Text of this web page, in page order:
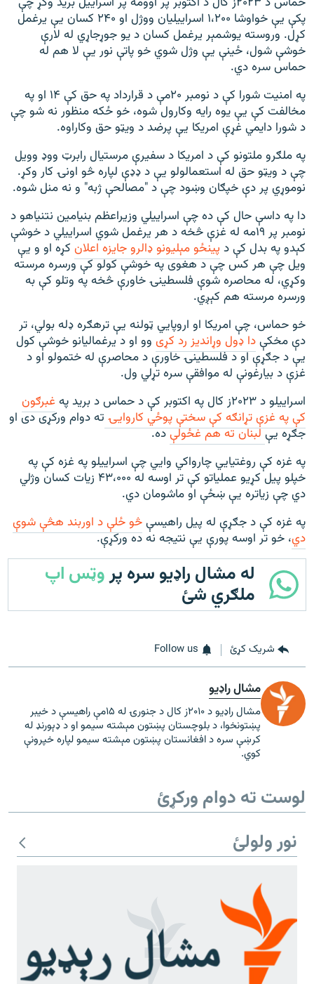
پکې یې خواوشا ۱،۲۰۰ اسراييليان ووژل او ۲۴۰ کسان یې یرغمل
کړل. وروسته یوشمېر یرغمل کسان د یو جوړجاړي له لارې
خوشې شول، ځینې یې وژل شوي خو پاتې نور يې لا هم له
حماس سره دي.
په امنیت شورا کې د نومبر ۲۰مې د قرارداد په حق کې ۱۴ او په
مخالفت کې یې یوه رایه وکارول شوه، خو ځکه منظور نه شو چې
د شورا دایمي غړې امریکا یې پرضد د ویټو حق وکاراوه.
په ملګرو ملتونو کې د امریکا د سفیرې مرستیال رابرټ ووډ وویل
چې د ویټو حق له استعمالولو یې د ډډې لپاره څو اونۍ کار وکړ.
نوموړي پر دې خپګان وښود چې د "مصالحې ژبه" و نه منل شوه.
دا په داسې حال کې ده چې اسراییلي وزیراعظم بنیامین نتنیاهو د
نومبر پر ۱۹مه له غزې څخه د هر يرغمل شوي اسراییلي د خوشې
کېدو په بدل کې د پينځو مېليونو ډالرو جايزه اعلان کړه او و یې
ویل چې هر کس چې د هغوی په خوشې کولو کې ورسره مرسته
وکړي، له محاصره شوې فلسطینۍ خاورې څخه په وتلو کې به
ورسره مرسته هم کېږي.
خو حماس، چې امریکا او اروپايي ټولنه یې ترهګره ډله بولي، تر
دې مخکېدا ډول وړاندیز رد کړی وو او د یرغمالیانو خوشې کول
یې د جګړې او د فلسطینۍ خاورې د محاصرې له ختمولو او د
غزې د بیارغونې له موافقې سره تړلي ول.
اسراییلو د ۲۰۲۳ز کال په اکتوبر کې د حماس د برید په
غبرګون
کې په غزې تړانګه کې سختې پوځي کاروايۍ ته دوام ورکړی دی او
جګړه یېلبنان ته هم غځولېده.
په غزه کې روغتيايي چارواکي وايي چې اسراييلو په غزه کې په
خپلو پيل کړيو عملياتو کې تر اوسه له ۴۳،۰۰۰ زيات کسان وژلي
دي چې زياتره يې ښځې او ماشومان دي.
په غزه کې د جګړې له پیل راهیسېڅو ځلې د اوربند هڅې شوې
دي، خو تر اوسه پورې یې نتیجه نه ده ورکړې.
له مشال راډیو سره پروټس اپ
ملګري شئ
شریک کړئ Follow us
مشال راډیو
مشال راډیو د ۲۰۱۰ز کال د جنورۍ له ۱۵مې راهیسې د خیبر
پښتونخوا، د بلوچستان پښتون مېشته سیمو او د ډېورنډ له
کرښې سره د افغانستان پښتون مېشته سیمو لپاره خپرونې
کوي.
لوست ته دوام ورکړئ
نور ولولئ